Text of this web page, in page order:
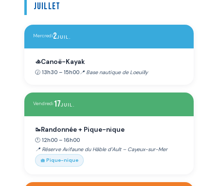
Juillet
Mercredi2JUIL.
🚣Canoë-Kayak
🕜 13h30 – 15h00📍 Base nautique de Loeuilly
Vendredi 17JUIL.
🥾Randonnée + Pique-nique
🕛 12h00 – 16h00
📍 Réserve Avifaune du Hâble d’Ault – Cayeux-sur-Mer
🧺 Pique-nique